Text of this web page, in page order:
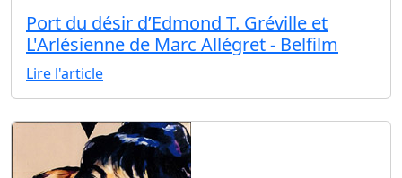
Port du désir d’Edmond T. Gréville et
L'Arlésienne de Marc Allégret - Belfilm
Lire l'article